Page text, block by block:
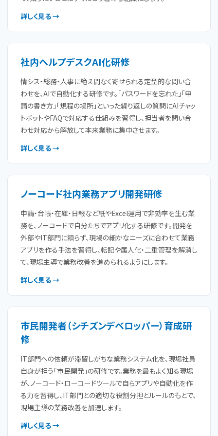
詳しく見る →
社内ヘルプデスクAI化研修
情シス・総務・人事に絶え間なく寄せられる定型的な問い合
わせを、AIで自動化する研修です。「パスワードを忘れた」「申
請の書き方」「規程の場所」といった繰り返しの質問にAIチャッ
トボットやFAQで対応する仕組みを習得し、担当者を問い合
わせ対応から解放して本来業務に集中させます。
詳しく見る →
ノーコード社内業務アプリ開発研修
申請・台帳・在庫・日報など紙やExcel運用で非効率を生む業
務を、ノーコードで自分たちでアプリ化する研修です。開発を
外部やIT部門に頼らず、現場の細かなニーズに合わせて業務
アプリを作る手法を習得し、転記や属人化・二重管理を解消し
て、現場主導で業務改善を進められるようにします。
詳しく見る →
市民開発者（シチズンデベロッパー）育成研
修
IT部門への依頼が滞留しがちな業務システム化を、現場社員
自身が担う「市民開発」の研修です。業務を最もよく知る現場
が、ノーコード・ローコードツールで自らアプリや自動化を作
る力を習得し、IT部門との適切な役割分担とルールのもとで、
現場主導の業務改善を加速します。
詳しく見る →